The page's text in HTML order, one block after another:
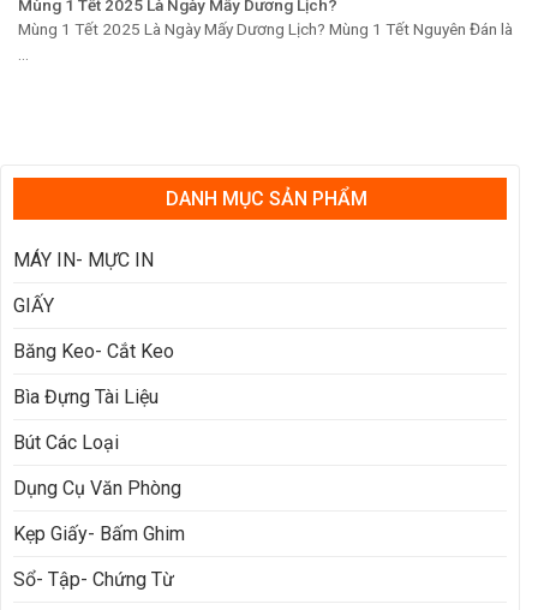
DANH MỤC SẢN PHẨM
MÁY IN- MỰC IN
GIẤY
Băng Keo- Cắt Keo
Bìa Đựng Tài Liệu
Bút Các Loại
Dụng Cụ Văn Phòng
Kẹp Giấy- Bấm Ghim
Sổ- Tập- Chứng Từ
Mùng 1 Tết 2025 Là Ngày Mấy Dương Lịch?
Mùng 1 Tết 2025 Là Ngày Mấy Dương Lịch? Mùng 1 Tết Nguyên Đán là
...